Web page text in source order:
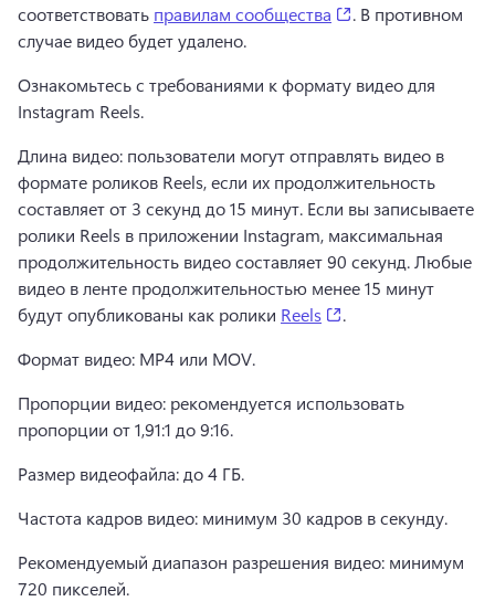
соответствовать правилам сообщества (opens in a new
. В противном
случае видео будет удалено.
Ознакомьтесь с требованиями к формату видео для
Instagram Reels.
Длина видео: пользователи могут отправлять видео в
формате роликов Reels, если их продолжительность
составляет от 3 секунд до 15 минут. Если вы записываете
ролики Reels в приложении Instagram, максимальная
продолжительность видео составляет 90 секунд. Любые
видео в ленте продолжительностью менее 15 минут
будут опубликованы как ролики Reels
.
Формат видео: MP4 или MOV.
Пропорции видео: рекомендуется использовать
пропорции от 1,91:1 до 9:16.
Размер видеофайла: до 4 ГБ.
Частота кадров видео: минимум 30 кадров в секунду.
Рекомендуемый диапазон разрешения видео: минимум
720 пикселей.